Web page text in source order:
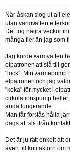
När åskan slog ut all
utan varmvatten
Det tog några veckor
många fler än jag som
Jag körde varmvatten
elpatronen att slå till
"lock". Min värmepump
elpatronen och jag
"koka" för mycket i
cirkulationspump heller
ändå fungerande
Man får förstås hålla
dags att slå ifrån
Det är ju rätt enkelt att
även till kontaktorn om